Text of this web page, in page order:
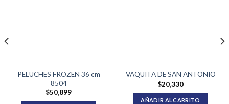
PELUCHES FROZEN 36 cm
8504
$50,899
VAQUITA DE SAN ANTONIO
$20,330
AÑADIR AL CARRITO